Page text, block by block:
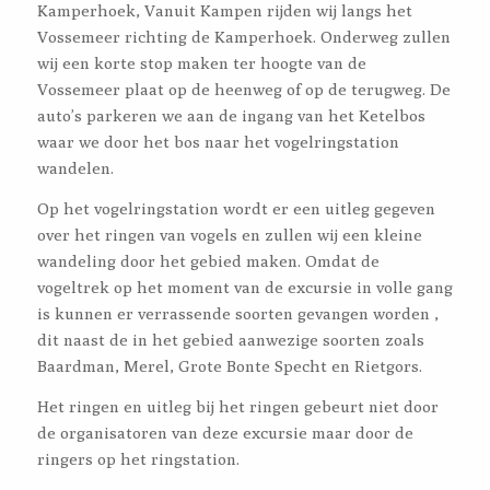
Kamperhoek, Vanuit Kampen rijden wij langs het
Vossemeer richting de Kamperhoek. Onderweg zullen
wij een korte stop maken ter hoogte van de
Vossemeer plaat op de heenweg of op de terugweg. De
auto’s parkeren we aan de ingang van het Ketelbos
waar we door het bos naar het vogelringstation
wandelen.
Op het vogelringstation wordt er een uitleg gegeven
over het ringen van vogels en zullen wij een kleine
wandeling door het gebied maken. Omdat de
vogeltrek op het moment van de excursie in volle gang
is kunnen er verrassende soorten gevangen worden ,
dit naast de in het gebied aanwezige soorten zoals
Baardman, Merel, Grote Bonte Specht en Rietgors.
Het ringen en uitleg bij het ringen gebeurt niet door
de organisatoren van deze excursie maar door de
ringers op het ringstation.